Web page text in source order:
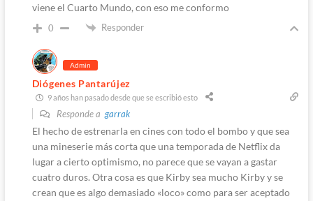
viene el Cuarto Mundo, con eso me conformo
0 Responder
Admin
Diógenes Pantarújez
9 años han pasado desde que se escribió esto
Responde agarrak
El hecho de estrenarla en cines con todo el bombo y que sea
una mineserie más corta que una temporada de Netflix da
lugar a cierto optimismo, no parece que se vayan a gastar
cuatro duros. Otra cosa es que Kirby sea mucho Kirby y se
crean que es algo demasiado «loco» como para ser aceptado